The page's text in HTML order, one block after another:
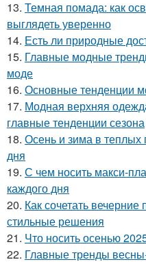
13. Темная помада: как
выглядеть уверенно
14. Есть ли природные
15. Главные модные
моде
16. Основные тенденции
17. Модная верхняя
главные тенденции сезона
18. Осень и зима в теплых
дня
19. С чем носить макси-
каждого дня
20. Как сочетать
стильные решения
21. Что носить осенью
22. Главные тренды